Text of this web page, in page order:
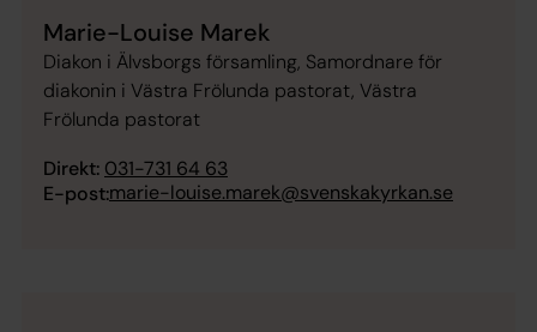
Marie-Louise Marek
Diakon i Älvsborgs församling, Samordnare för
diakonin i Västra Frölunda pastorat, Västra
Frölunda pastorat
Direkt: 031-731 64 63
E-post:marie-louise.marek@svenskakyrkan.se